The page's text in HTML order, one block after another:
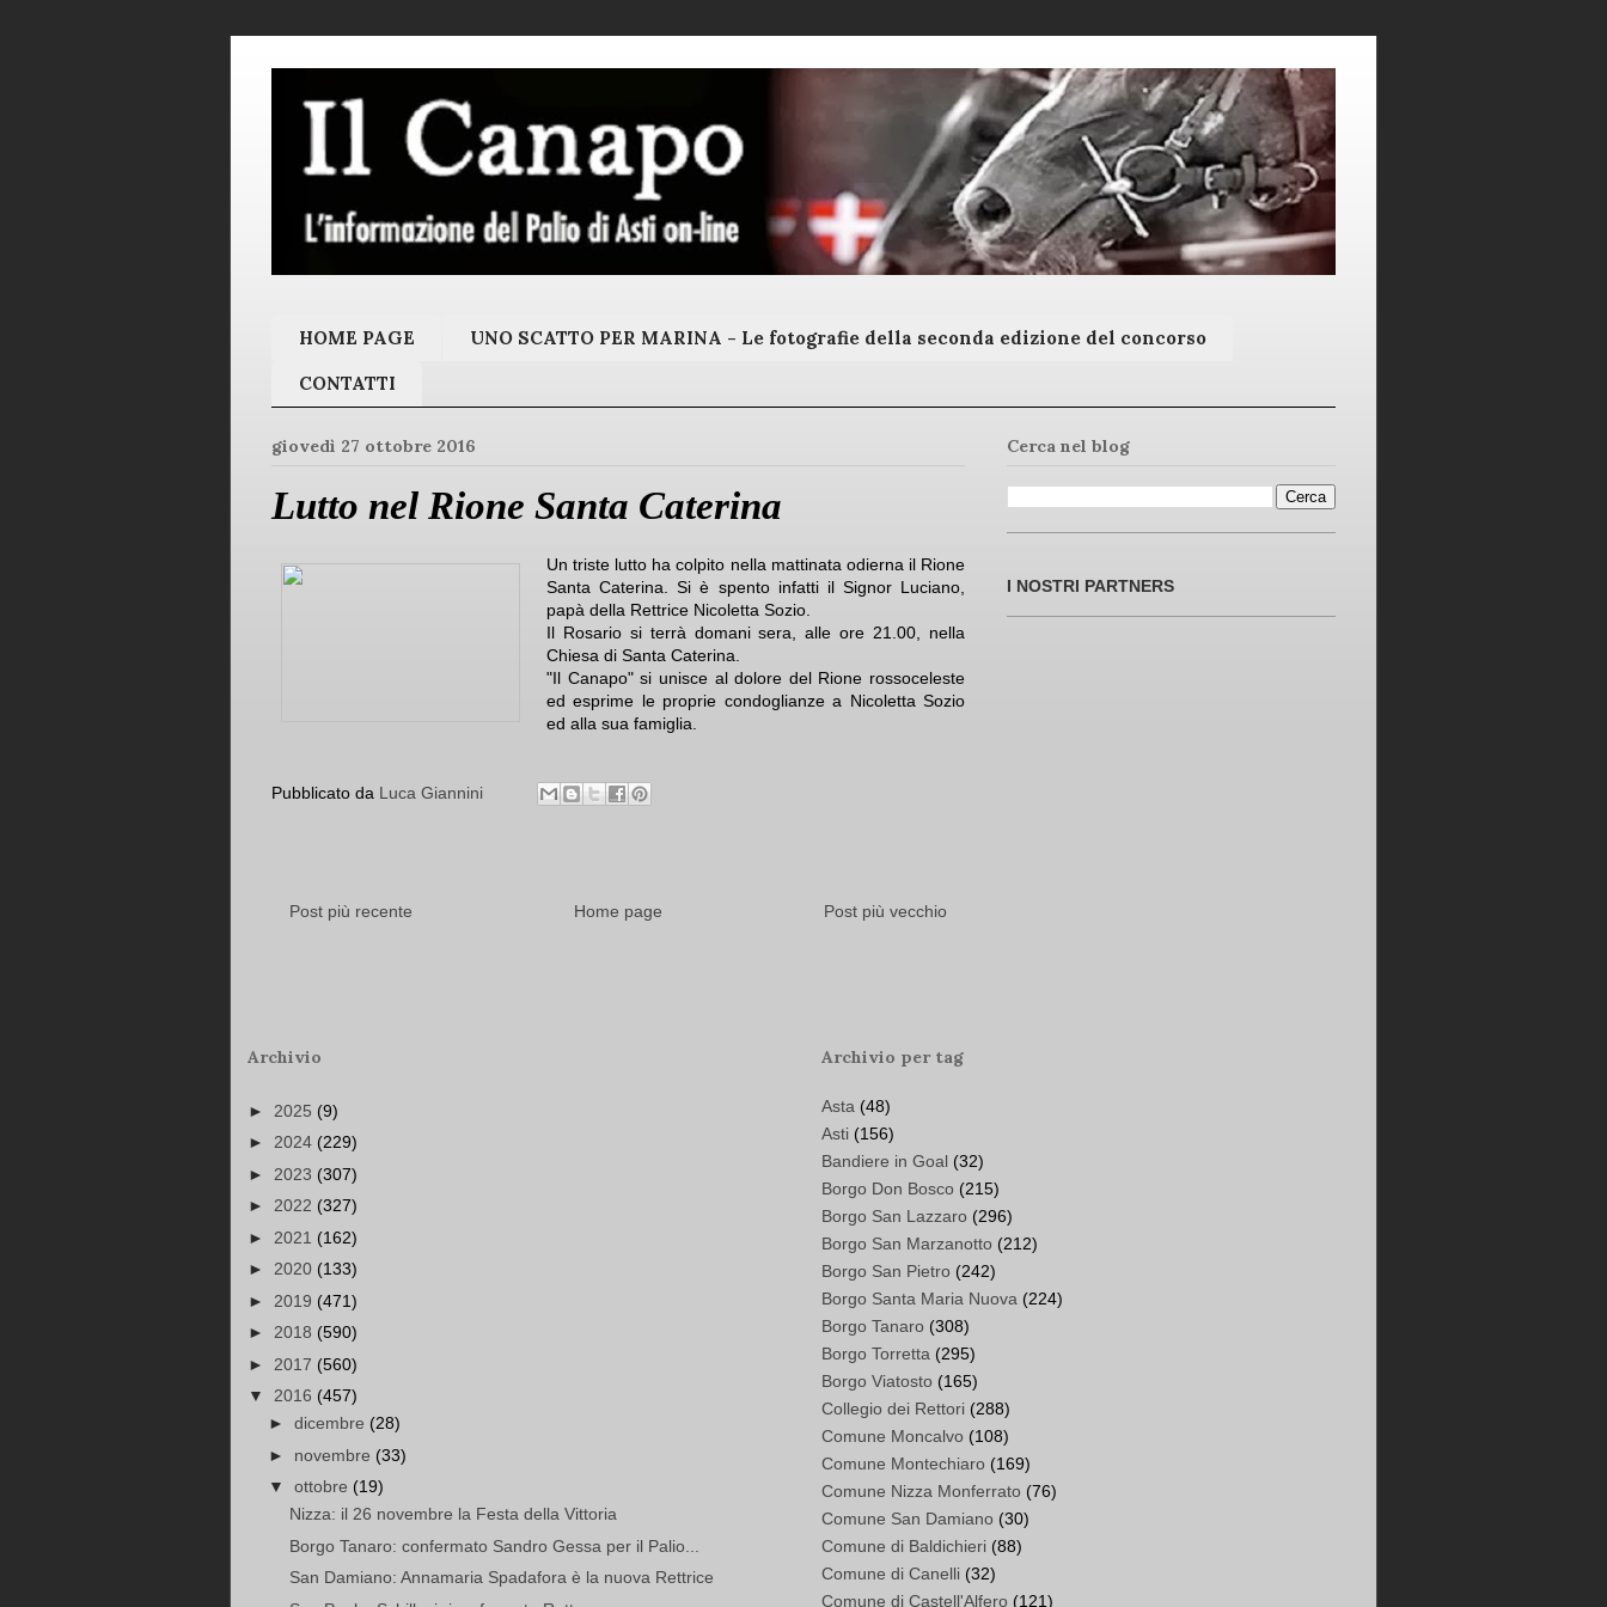
HOME PAGE UNO SCATTO PER MARINA - Le fotografie della seconda edizione del concorso
CONTATTI
giovedì 27 ottobre 2016
Lutto nel Rione Santa Caterina
Un triste lutto ha colpito nella mattinata odierna il Rione
Santa Caterina. Si è spento infatti il Signor Luciano,
papà della Rettrice Nicoletta Sozio.
Il Rosario si terrà domani sera, alle ore 21.00, nella
Chiesa di Santa Caterina.
"Il Canapo" si unisce al dolore del Rione rossoceleste
ed esprime le proprie condoglianze a Nicoletta Sozio
ed alla sua famiglia.
Pubblicato da Luca Giannini
Post più recente Post più vecchio
Home page
Cerca nel blog
I NOSTRI PARTNERS
Archivio
► 2025 (9)
► 2024 (229)
► 2023 (307)
► 2022 (327)
► 2021 (162)
► 2020 (133)
► 2019 (471)
► 2018 (590)
► 2017 (560)
▼ 2016 (457)
► dicembre (28)
► novembre (33)
▼ ottobre (19)
Nizza: il 26 novembre la Festa della Vittoria
Borgo Tanaro: confermato Sandro Gessa per il Palio...
San Damiano: Annamaria Spadafora è la nuova Rettrice
Archivio per tag
Asta (48)
Asti (156)
Bandiere in Goal (32)
Borgo Don Bosco (215)
Borgo San Lazzaro (296)
Borgo San Marzanotto (212)
Borgo San Pietro (242)
Borgo Santa Maria Nuova (224)
Borgo Tanaro (308)
Borgo Torretta (295)
Borgo Viatosto (165)
Collegio dei Rettori (288)
Comune Moncalvo (108)
Comune Montechiaro (169)
Comune Nizza Monferrato (76)
Comune San Damiano (30)
Comune di Baldichieri (88)
Comune di Canelli (32)
Comune di Castell'Alfero (121)